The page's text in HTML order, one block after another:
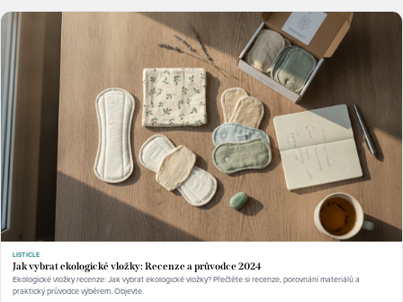
LISTICLE
Jak vybrat ekologické vložky: Recenze a průvodce 2024
Ekologické vložky recenze: Jak vybrat ekologické vložky? Přečtěte si recenze, porovnání materiálů a
praktický průvodce výběrem. Objevte.